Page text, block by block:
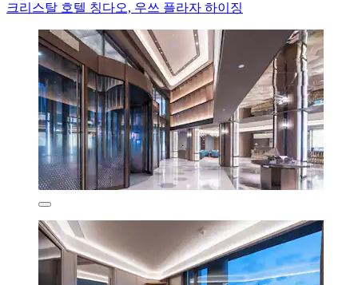
크리스탈 호텔 칭다오, 우쓰 플라자 하이징